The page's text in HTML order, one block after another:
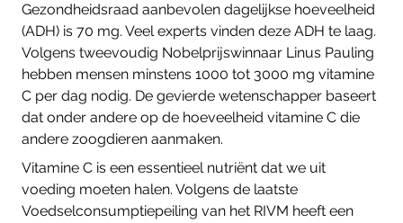
Gezondheidsraad aanbevolen dagelijkse hoeveelheid
(ADH) is 70 mg. Veel experts vinden deze ADH te laag.
Volgens tweevoudig Nobelprijswinnaar Linus Pauling
hebben mensen minstens 1000 tot 3000 mg vitamine
C per dag nodig. De gevierde wetenschapper baseert
dat onder andere op de hoeveelheid vitamine C die
andere zoogdieren aanmaken.
Vitamine C is een essentieel nutriënt dat we uit
voeding moeten halen. Volgens de laatste
Voedselconsumptiepeiling van het RIVM heeft een